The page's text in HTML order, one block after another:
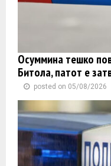
Осуммина тешко
Битола, патот е
posted on 05/08/2026